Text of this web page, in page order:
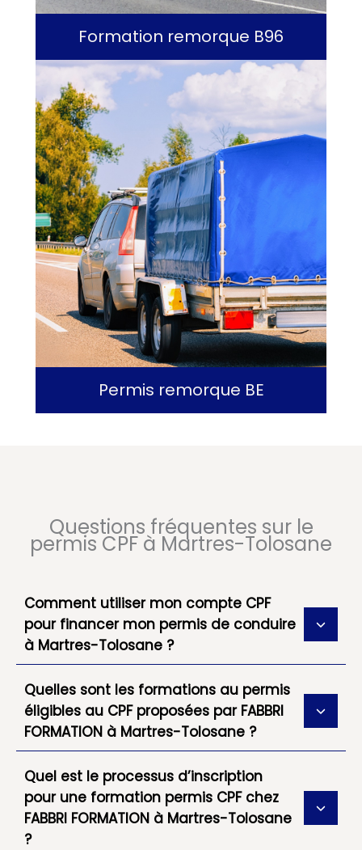
Formation remorque B96
Permis remorque BE
Questions fréquentes sur le
permis CPF à Martres-Tolosane
Comment utiliser mon compte CPF
pour financer mon permis de conduire
à Martres-Tolosane ?
Quelles sont les formations au permis
éligibles au CPF proposées par FABBRI
FORMATION à Martres-Tolosane ?
Quel est le processus d’inscription
pour une formation permis CPF chez
FABBRI FORMATION à Martres-Tolosane
?